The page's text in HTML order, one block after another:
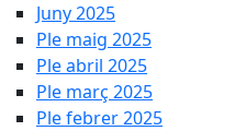
Juny 2025
Ple maig 2025
Ple abril 2025
Ple març 2025
Ple febrer 2025